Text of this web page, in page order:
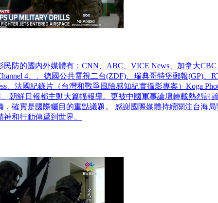
民防的國內外媒體有：CNN、ABC、VICE News、加拿大
4、、德國公共電視二台(ZDF)、瑞典哥特堡郵報(GP)、
、法國紀錄片（台灣和戰爭風險感知紀實攝影專案）Koga
、朝鮮日報都主動大篇幅報導。更被中國軍事論壇轉載熱烈討
，確實是國際矚目的重點議題。 感謝國際媒體持續關注台海
和行動傳遞到世界。